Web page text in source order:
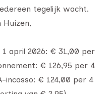
tegelijk wacht.
april 2026: € 31,00 per
€ 126,95 per 4
incasso: € 124,00 per 4